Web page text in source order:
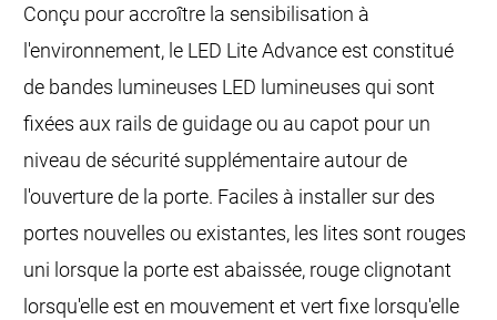
Conçu pour accroître la sensibilisation à
l'environnement, le LED Lite Advance est constitué
de bandes lumineuses LED lumineuses qui sont
fixées aux rails de guidage ou au capot pour un
niveau de sécurité supplémentaire autour de
l'ouverture de la porte. Faciles à installer sur des
portes nouvelles ou existantes, les lites sont rouges
uni lorsque la porte est abaissée, rouge clignotant
lorsqu'elle est en mouvement et vert fixe lorsqu'elle